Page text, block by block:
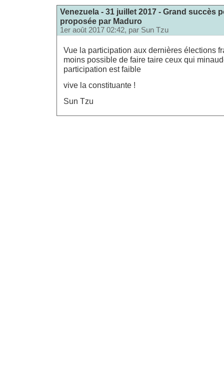
Venezuela - 31 juillet 2017 - Grand succès
proposée par Maduro
1er août 2017 02:42, par Sun Tzu
Vue la participation aux dernières élections
moins possible de faire taire ceux qui
participation est faible
vive la constituante !
Sun Tzu